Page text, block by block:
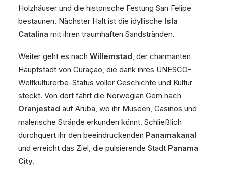
Holzhäuser und die historische Festung San Felipe
bestaunen. Nächster Halt ist die idyllische Isla
Catalina mit ihren traumhaften Sandstränden.
Weiter geht es nach Willemstad, der charmanten
Hauptstadt von Curaçao, die dank ihres UNESCO-
Weltkulturerbe-Status voller Geschichte und Kultur
steckt. Von dort fährt die Norwegian Gem nach
Oranjestad auf Aruba, wo ihr Museen, Casinos und
malerische Strände erkunden könnt. Schließlich
durchquert ihr den beeindruckenden Panamakanal
und erreicht das Ziel, die pulsierende Stadt Panama
City.